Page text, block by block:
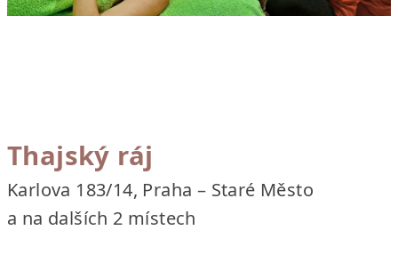
Thajský ráj
Karlova 183/14, Praha – Staré Město
a na dalších 2 místech